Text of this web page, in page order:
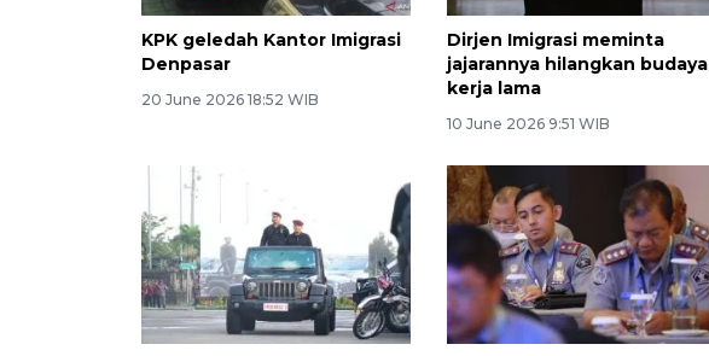
KPK geledah Kantor Imigrasi
Denpasar
20 June 2026 18:52 WIB
Dirjen Imigrasi meminta
jajarannya hilangkan budaya
kerja lama
10 June 2026 9:51 WIB